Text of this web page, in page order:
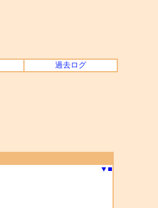
過去ログ
▼ ■